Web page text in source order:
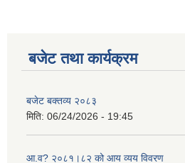
बजेट तथा कार्यक्रम
बजेट बक्तव्य २०८३
मिति: 06/24/2026 - 19:45
आ.व? २०८१।८२ को आय व्यय विवरण